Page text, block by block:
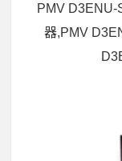
PMV D3ENU-
器,PMV